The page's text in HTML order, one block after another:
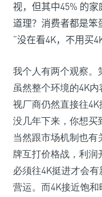
视，但其中45% 的
道理？消费者都是笨
“没在看4K，不用买
我个人有两个观察。
虽然整个环境的4K
视厂商仍然直接往
没几年下来，你想买
当然跟市场机制也
牌互打价格战，利润
必须往4K挺进才会
营运。而4K接近饱